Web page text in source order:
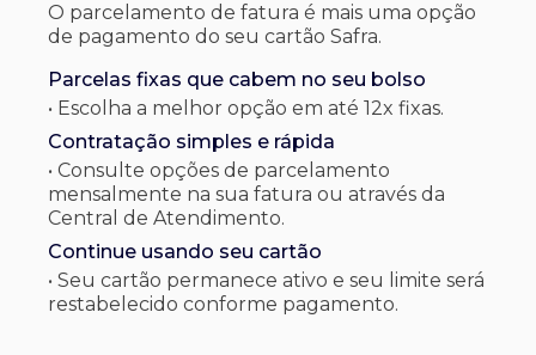
O parcelamento de fatura é mais uma opção
de pagamento do seu cartão Safra.
Parcelas fixas que cabem no seu bolso
• Escolha a melhor opção em até 12x fixas.
Contratação simples e rápida
• Consulte opções de parcelamento
mensalmente na sua fatura ou através da
Central de Atendimento.
Continue usando seu cartão
• Seu cartão permanece ativo e seu limite será
restabelecido conforme pagamento.